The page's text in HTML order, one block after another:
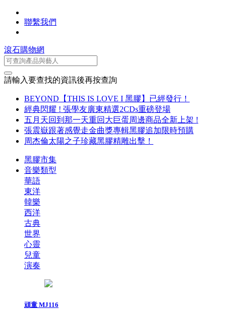
聯繫我們
滾石購物網
請輸入要查找的資訊後再按查詢
BEYOND【THIS IS LOVE I 黑膠】已經發行！
經典閃耀 ! 張學友廣東精選2CDs重磅登場
五月天回到那一天重回大巨蛋周邊商品全新上架 !
張震嶽跟著感覺走金曲獎專輯黑膠追加限時預購
周杰倫太陽之子珍藏黑膠精雕出擊！
黑膠市集
音樂類型
華語
東洋
韓樂
西洋
古典
世界
心靈
兒童
演奏
頑童 MJ116